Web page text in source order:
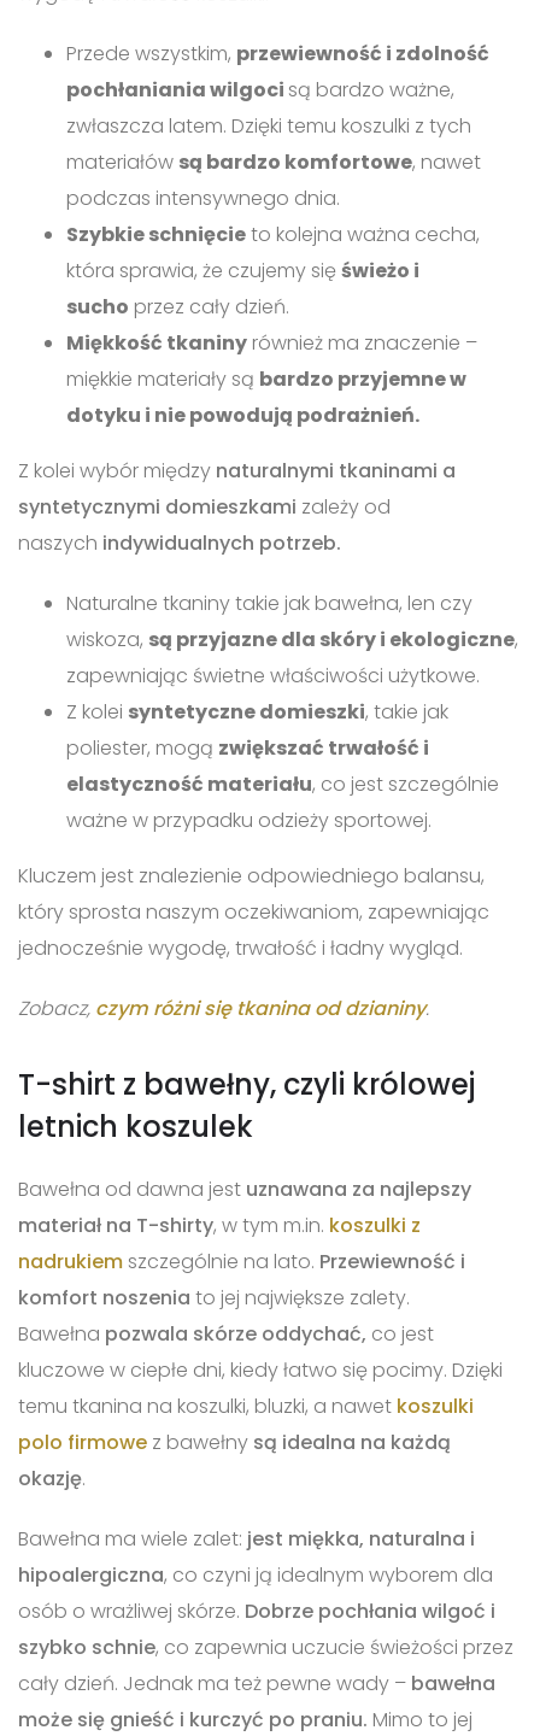
Przede wszystkim, przewiewność i zdolność
pochłaniania wilgoci są bardzo ważne,
zwłaszcza latem. Dzięki temu koszulki z tych
materiałów są bardzo komfortowe, nawet
podczas intensywnego dnia.
Szybkie schnięcieto kolejna ważna cecha,
która sprawia, że czujemy sięświeżo i
sucho przez cały dzień.
Miękkość tkaniny również ma znaczenie –
miękkie materiały są bardzo przyjemne w
dotyku i nie powodują podrażnień.
Z kolei wybór między naturalnymi tkaninami a
syntetycznymi domieszkami zależy od
naszych indywidualnych potrzeb.
Naturalne tkaniny takie jak bawełna, len czy
wiskoza, są przyjazne dla skóry i ekologiczne,
zapewniając świetne właściwości użytkowe.
Z kolei syntetyczne domieszki, takie jak
poliester, mogą zwiększać trwałość i
elastyczność materiału, co jest szczególnie
ważne w przypadku odzieży sportowej.
Kluczem jest znalezienie odpowiedniego balansu,
który sprosta naszym oczekiwaniom, zapewniając
jednocześnie wygodę, trwałość i ładny wygląd.
Zobacz, czym różni się tkanina od dzianiny.
T-shirt z bawełny, czyli królowej
letnich koszulek
Bawełna od dawna jest uznawana za najlepszy
materiał na T-shirty, w tym m.in. koszulki z
nadrukiem szczególnie na lato. Przewiewność i
komfort noszenia to jej największe zalety.
Bawełna pozwala skórze oddychać, co jest
kluczowe w ciepłe dni, kiedy łatwo się pocimy. Dzięki
temu tkanina na koszulki, bluzki, a nawet koszulki
polo firmowe z bawełny są idealna na każdą
okazję.
Bawełna ma wiele zalet: jest miękka, naturalna i
hipoalergiczna, co czyni ją idealnym wyborem dla
osób o wrażliwej skórze. Dobrze pochłania wilgoć i
szybko schnie, co zapewnia uczucie świeżości przez
cały dzień. Jednak ma też pewne wady – bawełna
może się gnieść i kurczyć po praniu. Mimo to jej